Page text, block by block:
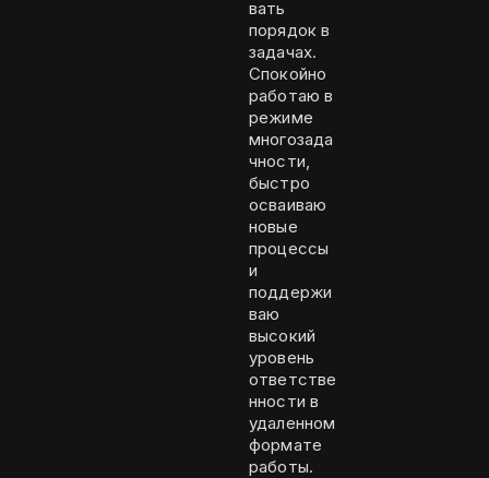
вать
порядок в
задачах.
Спокойно
работаю в
режиме
многозада
чности,
быстро
осваиваю
новые
процессы
и
поддержи
ваю
высокий
уровень
ответстве
нности в
удаленном
формате
работы.